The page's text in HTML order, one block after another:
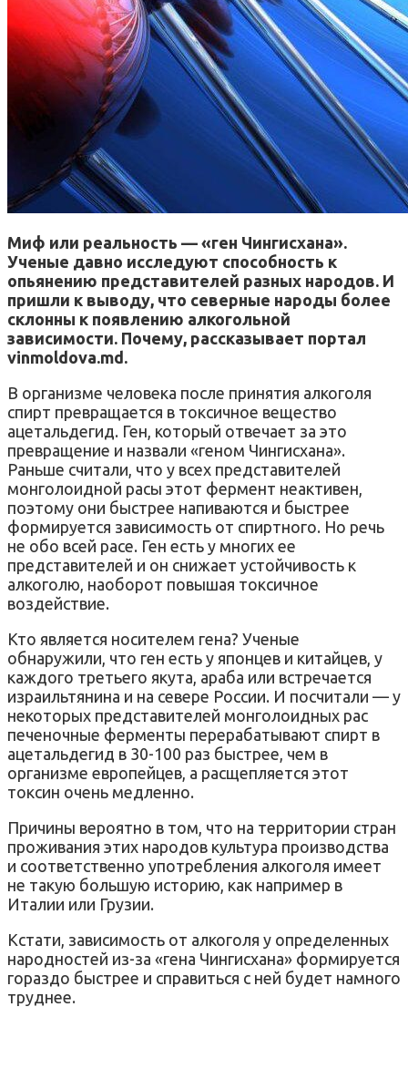
Миф или реальность — «ген Чингисхана».
Ученые давно исследуют способность к
опьянению представителей разных народов. И
пришли к выводу, что северные народы более
склонны к появлению алкогольной
зависимости. Почему, рассказывает портал
vinmoldova.md.
В организме человека после принятия алкоголя
спирт превращается в токсичное вещество
ацетальдегид. Ген, который отвечает за это
превращение и назвали «геном Чингисхана».
Раньше считали, что у всех представителей
монголоидной расы этот фермент неактивен,
поэтому они быстрее напиваются и быстрее
формируется зависимость от спиртного. Но речь
не обо всей расе. Ген есть у многих ее
представителей и он снижает устойчивость к
алкоголю, наоборот повышая токсичное
воздействие.
Кто является носителем гена? Ученые
обнаружили, что ген есть у японцев и китайцев, у
каждого третьего якута, араба или встречается
израильтянина и на севере России. И посчитали — у
некоторых представителей монголоидных рас
печеночные ферменты перерабатывают спирт в
ацетальдегид в 30-100 раз быстрее, чем в
организме европейцев, а расщепляется этот
токсин очень медленно.
Причины вероятно в том, что на территории стран
проживания этих народов культура производства
и соответственно употребления алкоголя имеет
не такую большую историю, как например в
Италии или Грузии.
Кстати, зависимость от алкоголя у определенных
народностей из-за «гена Чингисхана» формируется
гораздо быстрее и справиться с ней будет намного
труднее.